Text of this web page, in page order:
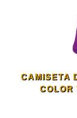
CAMISETA
COLOR